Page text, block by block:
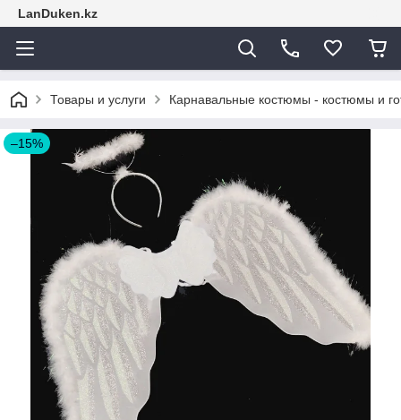
LanDuken.kz
Товары и услуги Карнавальные костюмы - костюмы и
–15%